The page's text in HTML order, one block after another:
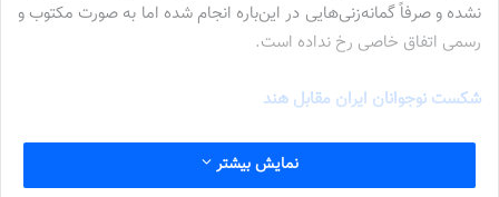
نشده و صرفاً گمانه‌زنی‌هایی در این‌باره انجام شده اما به صورت مکتوب و
رسمی اتفاق خاصی رخ نداده است.
شکست نوجوانان ایران مقابل هند
نمایش بیشتر